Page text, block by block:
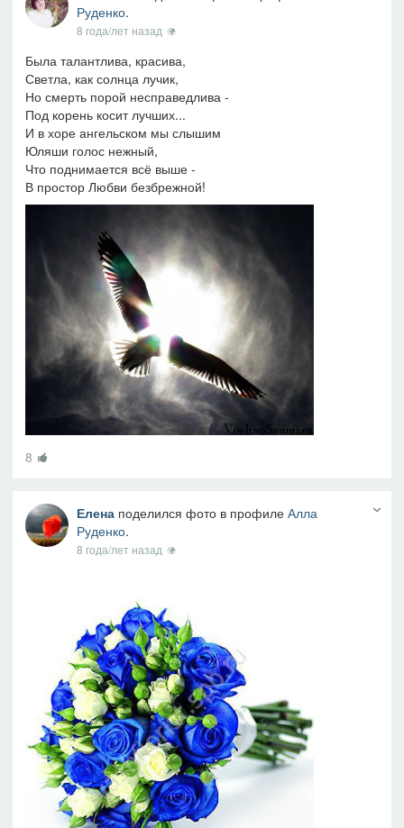
Руденко.
8 года/лет назад
Была талантлива, красива,
Светла, как солнца лучик,
Но смерть порой несправедлива -
Под корень косит лучших...
И в хоре ангельском мы слышим
Юляши голос нежный,
Что поднимается всё выше -
В простор Любви безбрежной!
8
Еленаподелился фото в профиле Алла
Руденко.
8 года/лет назад